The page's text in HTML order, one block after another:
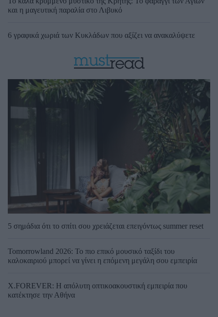
και η μαγευτική παραλία στο Λιβυκό
6 γραφικά χωριά των Κυκλάδων που αξίζει να ανακαλύψετε
5 σημάδια ότι το σπίτι σου χρειάζεται επειγόντως summer reset
Tomorrowland 2026: Το πιο επικό μουσικό ταξίδι του
καλοκαιριού μπορεί να γίνει η επόμενη μεγάλη σου εμπειρία
X.FOREVER: Η απόλυτη οπτικοακουστική εμπειρία που
κατέκτησε την Αθήνα